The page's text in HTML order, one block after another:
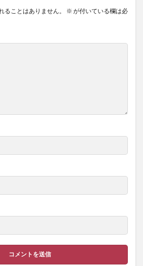
ることはありません。 ※ が付いている欄は必